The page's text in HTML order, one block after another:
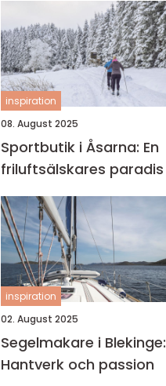
inspiration
08. August 2025
Sportbutik i Åsarna: En
friluftsälskares paradis
inspiration
02. August 2025
Segelmakare i Blekinge:
Hantverk och passion